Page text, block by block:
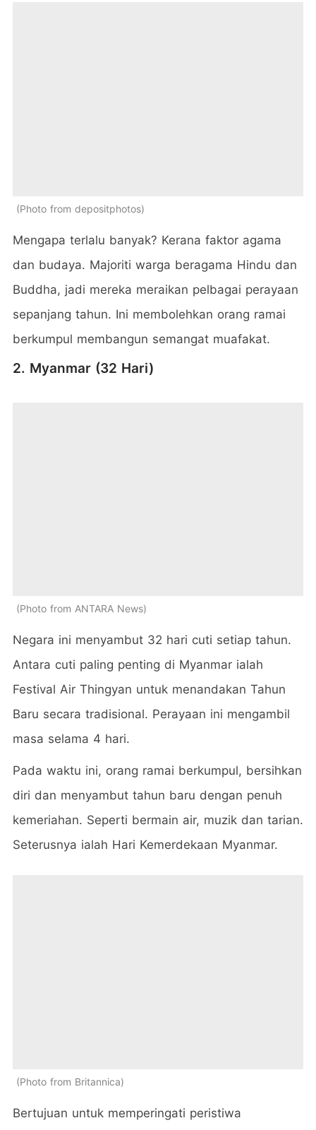
Photo from depositphotos
Mengapa terlalu banyak? Kerana faktor agama
dan budaya. Majoriti warga beragama Hindu dan
Buddha, jadi mereka meraikan pelbagai perayaan
sepanjang tahun. Ini membolehkan orang ramai
berkumpul membangun semangat muafakat.
2. Myanmar (32 Hari)
Photo from ANTARA News
Negara ini menyambut 32 hari cuti setiap tahun.
Antara cuti paling penting di Myanmar ialah
Festival Air Thingyan untuk menandakan Tahun
Baru secara tradisional. Perayaan ini mengambil
masa selama 4 hari.
Pada waktu ini, orang ramai berkumpul, bersihkan
diri dan menyambut tahun baru dengan penuh
kemeriahan. Seperti bermain air, muzik dan tarian.
Seterusnya ialah Hari Kemerdekaan Myanmar.
Photo from Britannica
Bertujuan untuk memperingati peristiwa